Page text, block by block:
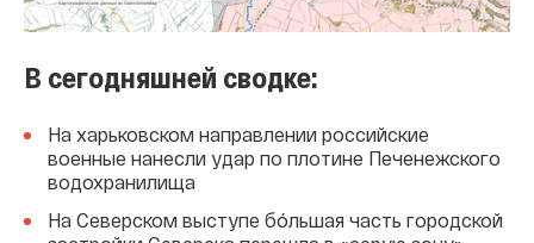
В сегодняшней сводке:
На харьковском направлении российские
военные нанесли удар по плотине Печенежского
водохранилища
На Северском выступе бóльшая часть городской